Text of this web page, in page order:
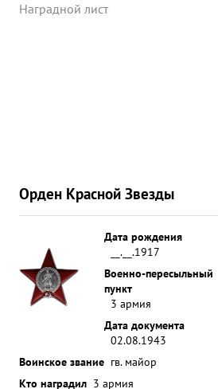
Наградной лист
Орден Красной Звезды
Дата рождения
__.__.1917
Военно-пересыльный
пункт
3 армия
Дата документа
02.08.1943
Воинское звание гв. майор
Кто наградил 3 армия